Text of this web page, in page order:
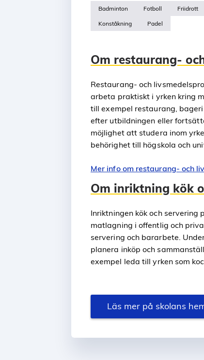
Badminton Fotboll Friidrott
Konståkning Padel
Om restaurang-
Restaurang- och
arbeta praktiskt i yrken kring
till exempel restaurang,
efter utbildningen eller
möjlighet att studera inom
behörighet till högskola och
Mer info om restaurang- och
Om inriktning kök
Inriktningen kök och servering
matlagning i offentlig och
servering och bararbete.
planera inköp och
exempel leda till yrken som
Läs mer på skolans